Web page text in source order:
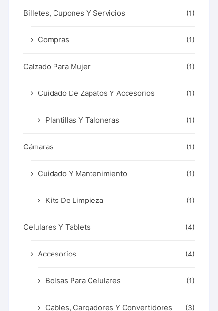
Billetes, Cupones Y Servicios (1)
Compras (1)
Calzado Para Mujer (1)
Cuidado De Zapatos Y Accesorios (1)
Plantillas Y Taloneras (1)
Cámaras (1)
Cuidado Y Mantenimiento (1)
Kits De Limpieza (1)
Celulares Y Tablets (4)
Accesorios (4)
Bolsas Para Celulares (1)
Cables, Cargadores Y Convertidores (3)